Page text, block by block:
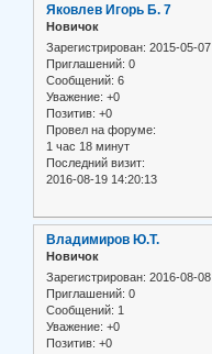
Яковлев Игорь Б. 7
Новичок
Зарегистрирован: 2015-05-07
Приглашений: 0
Сообщений: 6
Уважение: +0
Позитив: +0
Провел на форуме:
1 час 18 минут
Последний визит:
2016-08-19 14:20:13
Владимиров Ю.Т.
Новичок
Зарегистрирован: 2016-08-08
Приглашений: 0
Сообщений: 1
Уважение: +0
Позитив: +0